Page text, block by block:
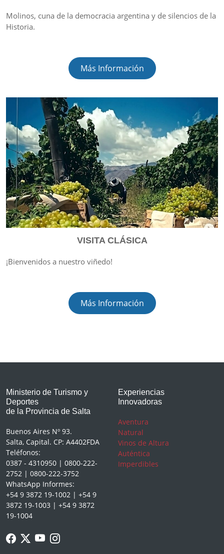
Molinos, cuna de la democracia argentina y de silencios de la
Historia.
Más Información
VISITA CLÁSICA
¡Bienvenidos a nuestro viñedo!
Más Información
Ministerio de Turismo y
Deportes
de la Provincia de Salta
Buenos Aires Nº 93.
Salta, Capital. CP: A4402FDA
Teléfonos:
0387 - 4310950 | 0800-222-
2752 | 0800-222-3752
WhatsApp Informes:
+54 9 3872 19-1002 | +54 9
3872 19-1003 | +54 9 3872
19-1004
Experiencias
Innovadoras
Aventura
Natural
Vinos de Altura
Auténtica
Imperdibles